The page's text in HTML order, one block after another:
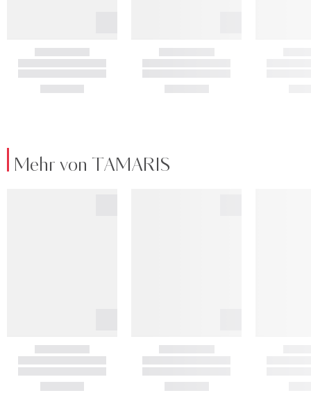
Mehr von TAMARIS